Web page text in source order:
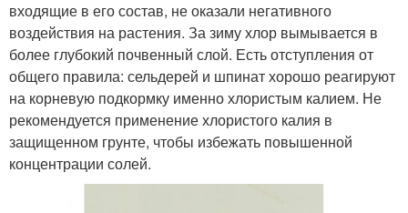
входящие в его состав, не оказали негативного
воздействия на растения. За зиму хлор вымывается в
более глубокий почвенный слой. Есть отступления от
общего правила: сельдерей и шпинат хорошо реагируют
на корневую подкормку именно хлористым калием. Не
рекомендуется применение хлористого калия в
защищенном грунте, чтобы избежать повышенной
концентрации солей.